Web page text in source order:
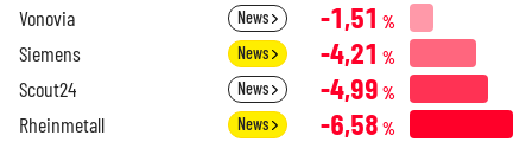
Vonovia News -1,51 %
Siemens News -4,21 %
Scout24 News -4,99 %
Rheinmetall News -6,58 %